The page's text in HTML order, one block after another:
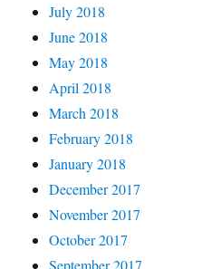
July 2018
June 2018
May 2018
April 2018
March 2018
February 2018
January 2018
December 2017
November 2017
October 2017
September 2017